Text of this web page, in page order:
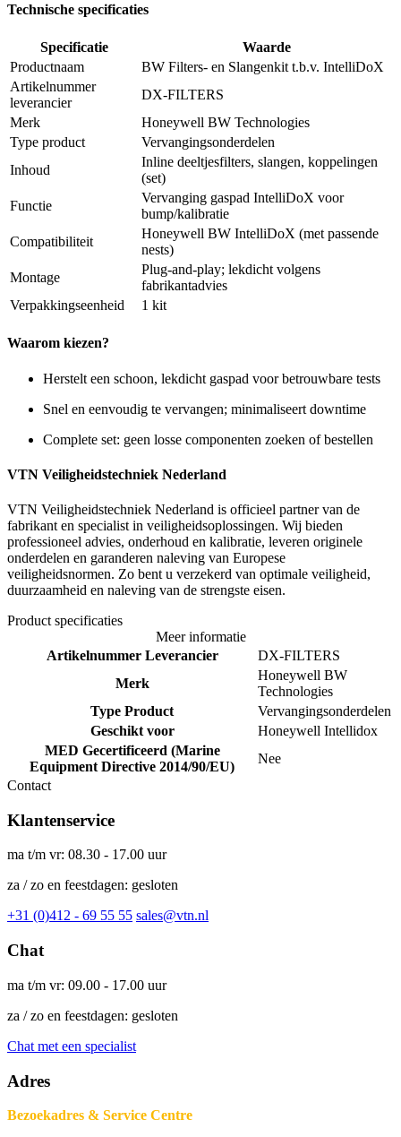
Technische specificaties
Specificatie
Waarde
Productnaam
BW Filters- en Slangenkit t.b.v. IntelliDoX
Artikelnummer
leverancier
DX-FILTERS
Merk
Honeywell BW Technologies
Type product
Vervangingsonderdelen
Inhoud
Inline deeltjesfilters, slangen, koppelingen
(set)
Functie
Vervanging gaspad IntelliDoX voor
bump/kalibratie
Compatibiliteit
Honeywell BW IntelliDoX (met passende
nests)
Montage
Plug-and-play; lekdicht volgens
fabrikantadvies
Verpakkingseenheid
1 kit
Waarom kiezen?
Herstelt een schoon, lekdicht gaspad voor betrouwbare tests
Snel en eenvoudig te vervangen; minimaliseert downtime
Complete set: geen losse componenten zoeken of bestellen
VTN Veiligheidstechniek Nederland
VTN Veiligheidstechniek Nederland is officieel partner van de
fabrikant en specialist in veiligheidsoplossingen. Wij bieden
professioneel advies, onderhoud en kalibratie, leveren originele
onderdelen en garanderen naleving van Europese
veiligheidsnormen. Zo bent u verzekerd van optimale veiligheid,
duurzaamheid en naleving van de strengste eisen.
Product specificaties
Meer informatie
Artikelnummer Leverancier
DX-FILTERS
Merk
Honeywell BW
Technologies
Type Product
Vervangingsonderdelen
Geschikt voor
Honeywell Intellidox
MED Gecertificeerd (Marine
Equipment Directive 2014/90/EU)
Nee
Contact
Klantenservice
ma t/m vr: 08.30 - 17.00 uur
za / zo en feestdagen: gesloten
+31 (0)412 - 69 55 55 sales@vtn.nl
Chat
ma t/m vr: 09.00 - 17.00 uur
za / zo en feestdagen: gesloten
Chat met een specialist
Adres
Bezoekadres & Service Centre